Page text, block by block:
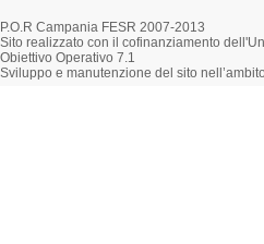
P.O.R Campania FESR 2007-2013
Sito realizzato con il cofinanziamento
Obiettivo Operativo 7.1
Sviluppo e manutenzione del sito